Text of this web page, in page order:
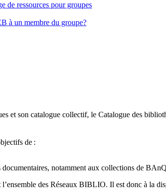
de ressources pour groupes
à un membre du groupe?
et son catalogue collectif, le Catalogue des
de :
notamment aux collections de
l’ensemble des Réseaux BIBLIO. Il est donc à la